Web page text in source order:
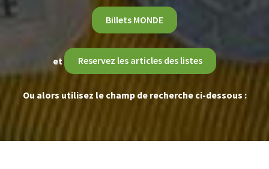
Billets MONDE
et Reservez les articles des listes
Ou alors utilisez le champ de recherche ci-dessous :